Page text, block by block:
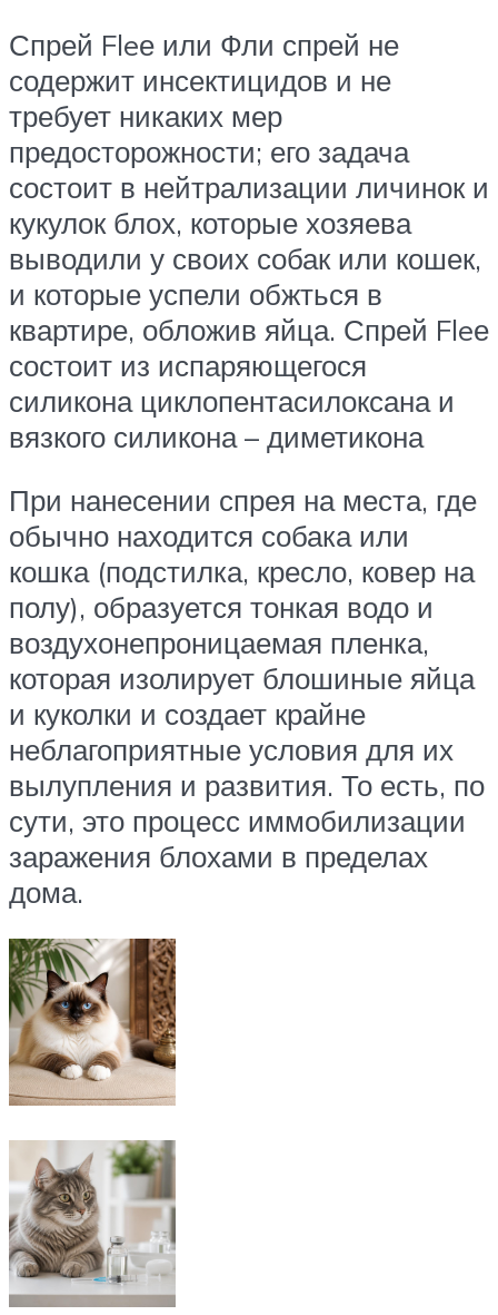
Спрей Fleе или Фли спрей не
содержит инсектицидов и не
требует никаких мер
предосторожности; его задача
состоит в нейтрализации личинок и
кукулок блох, которые хозяева
выводили у своих собак или кошек,
и которые успели обжться в
квартире, обложив яйца. Спрей Fleе
состоит из испаряющегося
силикона циклопентасилоксана и
вязкого силикона – диметикона
При нанесении спрея на места, где
обычно находится собака или
кошка (подстилка, кресло, ковер на
полу), образуется тонкая водо и
воздухонепроницаемая пленка,
которая изолирует блошиные яйца
и куколки и создает крайне
неблагоприятные условия для их
вылупления и развития. То есть, по
сути, это процесс иммобилизации
заражения блохами в пределах
дома.